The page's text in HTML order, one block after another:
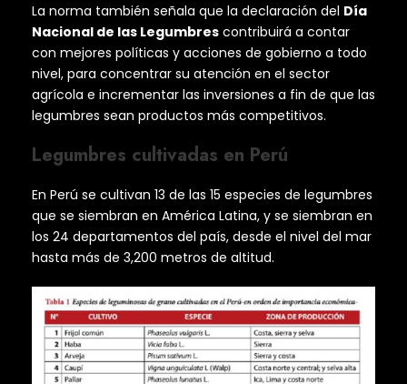
La norma también señala que la declaración del Día
Nacional de las Legumbres contribuirá a contar
con mejores políticas y acciones de gobierno a todo
nivel, para concentrar su atención en el sector
agrícola e incrementar las inversiones a fin de que las
legumbres sean productos más competitivos.
Legumbres cultivadas en Perú
En Perú se cultivan 13 de las 15 especies de legumbres
que se siembran en América Latina, y se siembran en
los 24 departamentos del país, desde el nivel del mar
hasta más de 3,200 metros de altitud.